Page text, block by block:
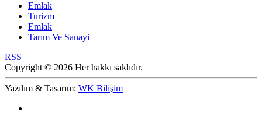
Emlak
Turizm
Emlak
Tarım Ve Sanayi
RSS
Copyright © 2026 Her hakkı saklıdır.
Yazılım & Tasarım: WK Bilişim